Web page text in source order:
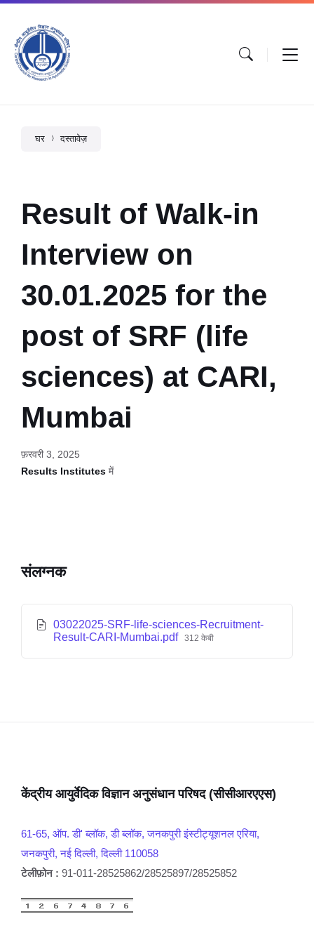
घर दस्तावेज़
Result of Walk-in
Interview on
30.01.2025 for the
post of SRF (life
sciences) at CARI,
Mumbai
फ़रवरी 3, 2025
Results Institutes में
संलग्नक
03022025-SRF-life-sciences-Recruitment-
Result-CARI-Mumbai.pdf 312 केबी
केंद्रीय आयुर्वेदिक विज्ञान अनुसंधान परिषद (सीसीआरएएस)
61-65, ऑप. डी' ब्लॉक, डी ब्लॉक, जनकपुरी इंस्टीट्यूशनल एरिया,
जनकपुरी, नई दिल्ली, दिल्ली 110058
टेलीफ़ोन : 91-011-28525862/28525897/28525852